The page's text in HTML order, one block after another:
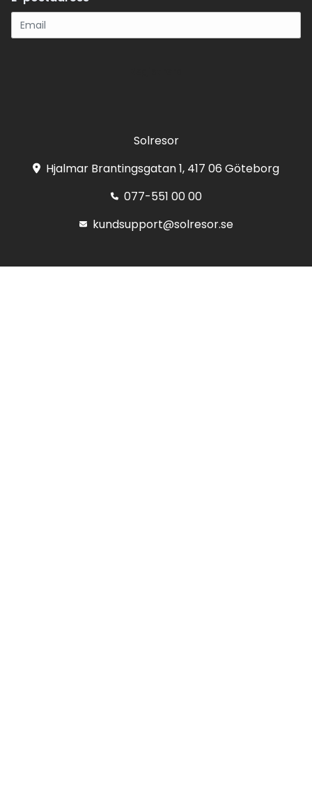
Solresor
Hjalmar Brantingsgatan 1, 417 06 Göteborg
077-551 00 00
kundsupport@solresor.se